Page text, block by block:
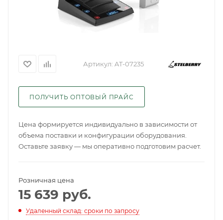
Артикул: AT-07235
ПОЛУЧИТЬ ОПТОВЫЙ ПРАЙС
Цена формируется индивидуально в зависимости от
объема поставки и конфигурации оборудования.
Оставьте заявку — мы оперативно подготовим расчет.
Розничная цена
15 639 руб.
Удаленный склад: сроки по запросу